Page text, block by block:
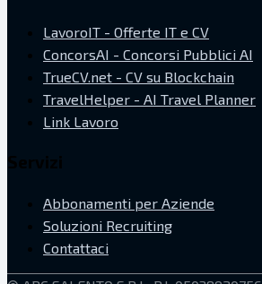
LavoroIT - Offerte IT e CV
ConcorsAI - Concorsi Pubblici AI
TrueCV.net - CV su Blockchain
TravelHelper - AI Travel Planner
Link Lavoro
Abbonamenti per Aziende
Soluzioni Recruiting
Contattaci